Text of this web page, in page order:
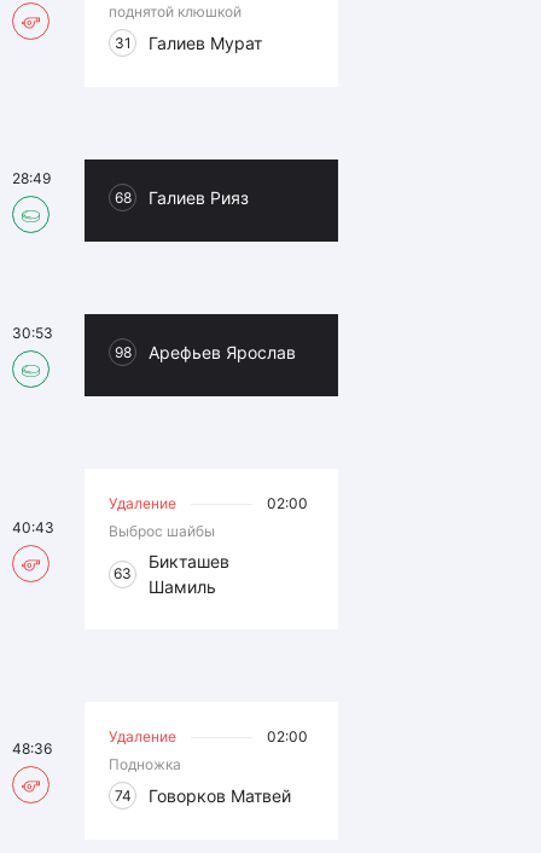
поднятой клюшкой
31
Галиев Мурат
68 Галиев Рияз
28:49
98 Арефьев Ярослав
30:53
Удаление
02:00
Выброс шайбы
63
Бикташев
Шамиль
40:43
Удаление
02:00
Подножка
74
Говорков Матвей
48:36